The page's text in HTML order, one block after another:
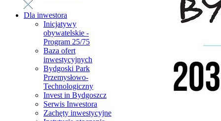
Dla inwestora
Inicjatywy
obywatelskie -
Program 25/75
Baza ofert
inwestycyjnych
Bydgoski Park
Przemysłowo-
Technologiczny
Invest in Bydgoszcz
Serwis Inwestora
Zachęty inwestycyjne